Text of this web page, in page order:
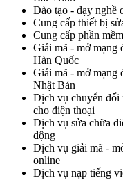
Đào tạo - dạy nghề
Cung cấp thiết bị
Cung cấp phần
Giải mã - mở mạng
Hàn Quốc
Giải mã - mở mạng
Nhật Bản
Dịch vụ chuyển đổi
cho điện thoại
Dịch vụ sửa chữa
dộng
Dịch vụ giải mã -
online
Dịch vụ nạp tiếng